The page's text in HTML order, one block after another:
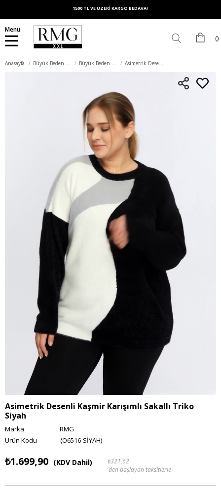
1500 TL VE ÜZERİ KARGO BEDAVA!
Menü
Anasayfa Büyük Beden Üst Giyim Büyük Beden Triko Asimetrik Desenli Kaşmir Karışımlı Sakallı Triko Siyah
Asimetrik Desenli Kaşmir Karışımlı Sakallı Triko
Siyah
Marka :
RMG
(O6516-SİYAH)
₺1.699,90 (KDV Dahil)
₺321,62
'den başlayan taksitlerle